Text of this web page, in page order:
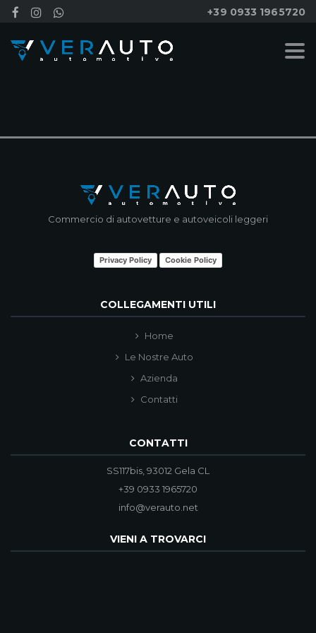
+39 0933 1965720
Commercio di autovetture e autoveicoli leggeri
Privacy Policy Cookie Policy
COLLEGAMENTI UTILI
Home
Le Nostre Auto
Azienda
Contatti
CONTATTI
SS117bis, 93012 Gela CL
+39 0933 1965720
info@verauto.net
VIENI A TROVARCI